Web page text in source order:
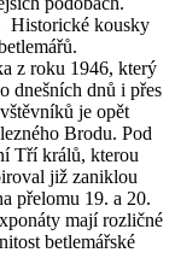
Historické kousky
z roku 1946, který
dnešních dnů i přes
je opět
Brodu. Pod
Tří králů, kterou
již zaniklou
přelomu 19. a 20.
mají rozličné
betlemářské